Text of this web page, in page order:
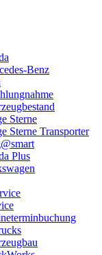
Benz
Sterne
Sterne Transporter
Plus